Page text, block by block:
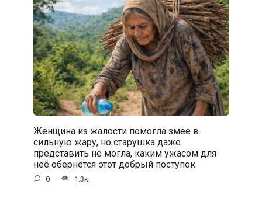
Женщина из жалости помогла змее в
сильную жару, но старушка даже
представить не могла, каким ужасом для
неё обернётся этот добрый поступок
0 1.3к.